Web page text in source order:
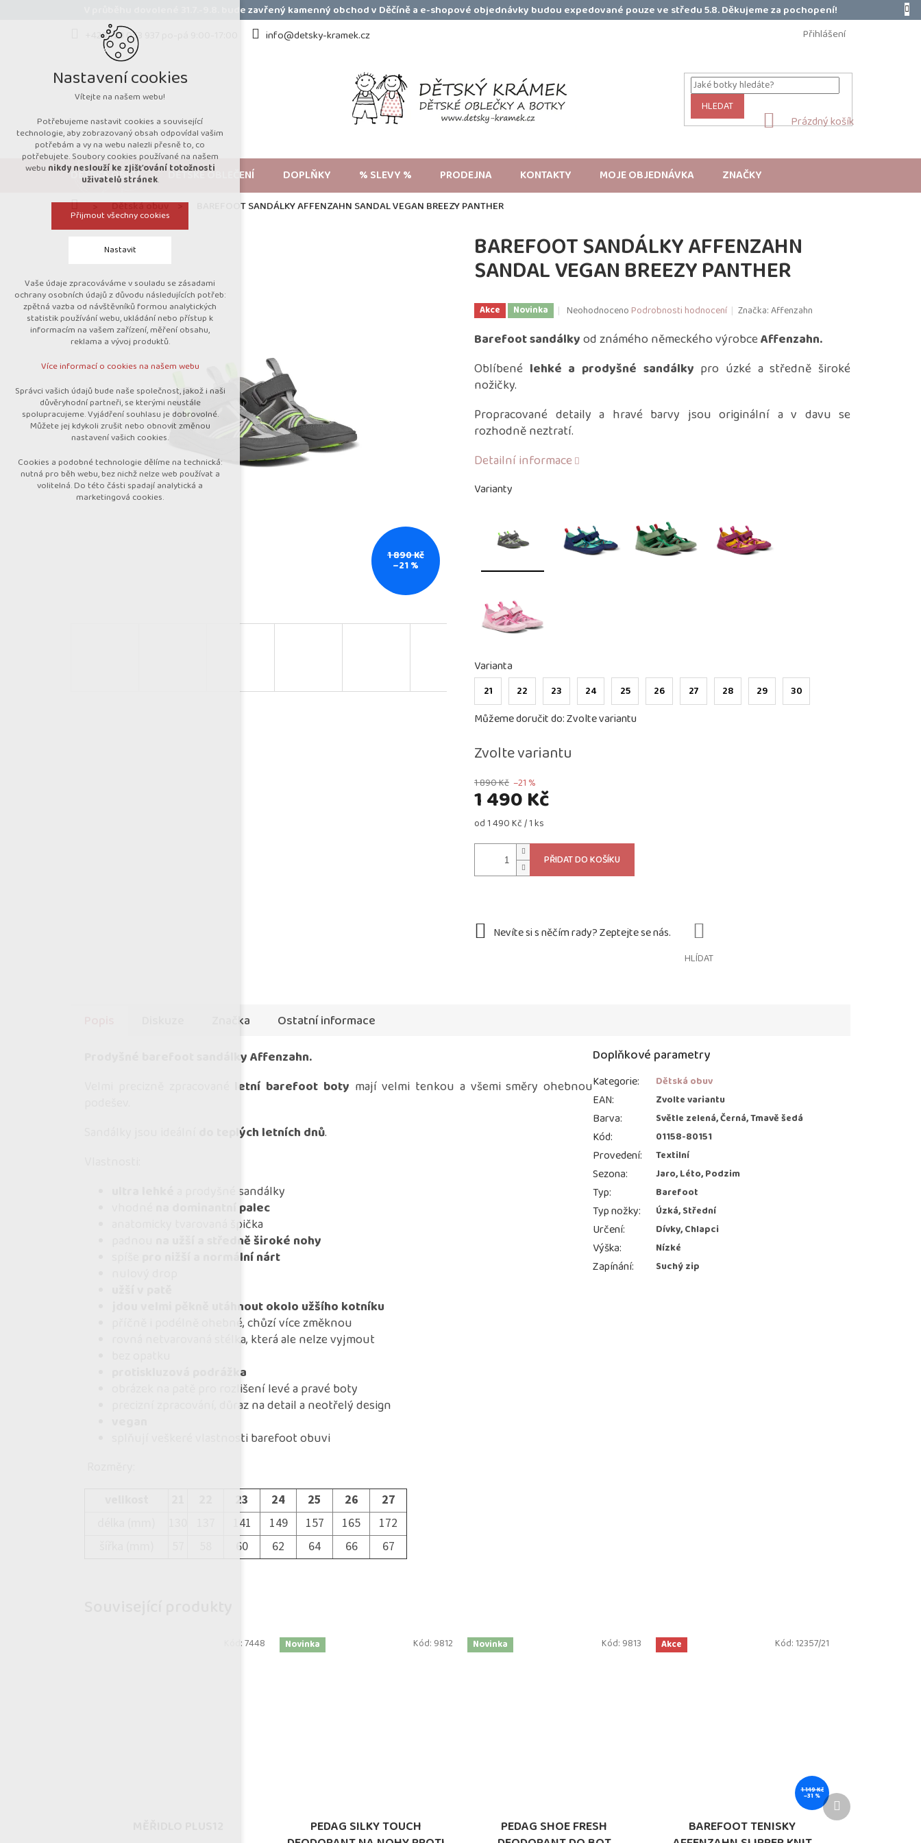
V průběhu dovolené 31.7.-9.8. bude zavřený kamenný obchod v Děčíně a e-shopové objednávky budou expedované pouze ve středu 5.8. Děkujeme za pochopení!
+420 723 053 937 po-pá 9:00-17:00
info@detsky-kramek.cz Přihlášení
HLEDAT
NÁKUPNÍ
Prázdný košík
DĚTSKÁ OBUV DĚTSKÉ OBLEČENÍ DOPLŇKY % SLEVY % PRODEJNA KONTAKTY MOJE OBJEDNÁVKA ZNAČKY
DomůDětská obuv BAREFOOT SANDÁLKY AFFENZAHN SANDAL VEGAN BREEZY PANTHER
1 890 Kč
–21 %
BAREFOOT SANDÁLKY AFFENZAHN
SANDAL VEGAN BREEZY PANTHER
Akce Novinka
Průměrné
produktu
z
NeohodnocenoPodrobnosti hodnocení Značka:Affenzahn
1 890 Kč –21 %
1 490 Kč
Měrná
od 1 490 Kč / 1 ks
Zvolte variantu
Varianty
Varianta
21 22 23 24 25 26 27 28 29 30
Můžeme doručit do:Zvolte variantu
PŘIDAT DO KOŠÍKU
Barefoot sandálkyod známého německého výrobceAffenzahn.
Oblíbené lehké a prodyšné sandálky pro úzké a středně široké
nožičky.
Propracované detaily a hravé barvy jsou originální a v davu se
rozhodně neztratí.
Detailní informace
HLÍDAT
Kód:7448 Novinka
PEDAG SILKY TOUCH
Kód: 9812 Novinka
PEDAG SHOE FRESH
Kód: 9813 Akce
1 149 Kč
–31 %
BAREFOOT TENISKY
Kód:12357/21
Další
produkt
Značka
Ostatní informace
Prodyšné barefoot sandálky Affenzahn.
letní barefoot boty mají velmi tenkou a všemi směry ohebnou
do teplých letních dnů.
a prodyšné sandálky
na dominantní palec
anatomicky tvarovaná špička
na užší a středně široké nohy
pro nižší a normální nárt
jdou velmi pěkně utáhnout okolo užšího kotníku
příčně i podélně ohebné, chůzí více změknou
rovná netvarovaná stélka, která ale nelze vyjmout
protiskluzová podrážka
obrázek na patě pro rozlišení levé a pravé boty
precizní zpracování, důraz na detail a neotřelý design
splňují veškeré vlastnosti barefoot obuvi
23 24 25 26
27
141 149 157 165
172
60 62 64 66 67
Doplňkové parametry
Kategorie: Dětská obuv
EAN: Zvolte variantu
Barva: Světle zelená, Černá, Tmavě šedá
Kód: 01158-80151
Provedení: Textilní
Sezona: Jaro, Léto, Podzim
Typ: Barefoot
Typ nožky: Úzká, Střední
Určení: Dívky, Chlapci
Výška: Nízké
Zapínání: Suchý zip
Nastavení cookies
Vítejte na našem webu!
Potřebujeme nastavit cookies a související
technologie, aby zobrazovaný obsah odpovídal vašim
potřebám a vy na webu nalezli přesně to, co
potřebujete. Soubory cookies používané na našem
webu nikdy neslouží ke zjišťování totožnosti
uživatelů stránek.
Přijmout všechny cookies
Nastavit
Technická cookies
nutná pro provozování webu
udržení kontextu stránek (session):
případná přihlášení, volby jazyka, apod.
návštěvnosti
marketingová cookies (Google)
Více informací o cookies na našem webu
Přijmout všechny cookies
Odmítnout vše
Vaše údaje zpracováváme v souladu se zásadami
ochrany osobních údajů z důvodu následujících potřeb:
zpětná vazba od návštěvníků formou analytických
statistik používání webu, ukládání nebo přístup k
informacím na vašem zařízení, měření obsahu,
reklama a vývoj produktů.
Více informací o cookies na našem webu
Správci vašich údajů bude naše společnost, jakož i naši
důvěryhodní partneři, se kterými neustále
spolupracujeme. Vyjádření souhlasu je dobrovolné.
Můžete jej kdykoli zrušit nebo obnovit změnou
nastavení vašich cookies.
Cookies a podobné technologie dělíme na technická:
nutná pro běh webu, bez nichž nelze web používat a
volitelná. Do této části spadají analytická a
marketingová cookies.